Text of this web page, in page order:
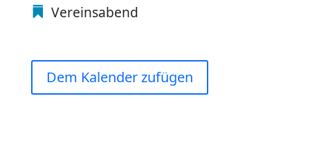
Vereinsabend
Dem Kalender zufügen